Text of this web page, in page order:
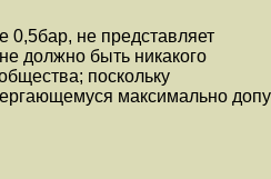
0,5бар, не представляет
должно быть никакого
поскольку
максимально